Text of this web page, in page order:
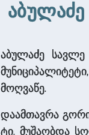
აბულაძე
მოღვაწე.
დაამთავრა
ტი. მუშაობდა